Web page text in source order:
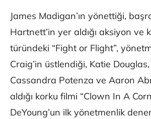
James Madigan’ın yönettiği,
Hartnett’in yer aldığı aksiyon ve
türündeki “Fight or Flight”,
Craig’in üstlendiği, Katie
Cassandra Potenza ve Aaron
aldığı korku filmi “Clown In A
DeYoung’un ilk yönetmenlik